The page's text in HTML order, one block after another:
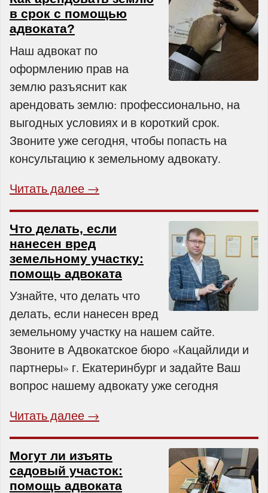
в срок с помощью
адвоката?
Наш адвокат по
оформлению прав на
землю разъяснит как
арендовать землю: профессионально, на
выгодных условиях и в короткий срок.
Звоните уже сегодня, чтобы попасть на
консультацию к земельному адвокату.
Читать далее →
Что делать, если
нанесен вред
земельному участку:
помощь адвоката
Узнайте, что делать что
делать, если нанесен вред
земельному участку на нашем сайте.
Звоните в Адвокатское бюро «Кацайлиди и
партнеры» г. Екатеринбург и задайте Ваш
вопрос нашему адвокату уже сегодня
Читать далее →
Могут ли изъять
садовый участок:
помощь адвоката